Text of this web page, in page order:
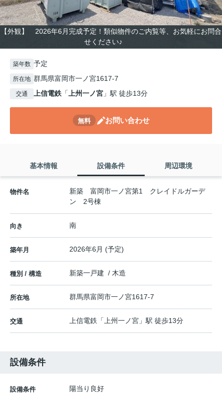
【外観】 2026年6月完成予定！類似物件のご内覧等、お気軽にお問合
せください♪
築年数 予定
所在地 群馬県富岡市一ノ宮1617-7
交通 上信電鉄 「 上州一ノ宮 」駅 徒歩13分
無料 お問い合わせ
基本情報 設備条件 周辺環境
物件名
新築 富岡市一ノ宮第1 クレイドルガーデ
ン 2号棟
向き 南
築年月 2026年6月 (予定)
種別 / 構造 新築一戸建 / 木造
所在地 群馬県富岡市一ノ宮1617-7
交通 上信電鉄 「 上州一ノ宮 」駅 徒歩13分
設備条件
設備条件
陽当り良好